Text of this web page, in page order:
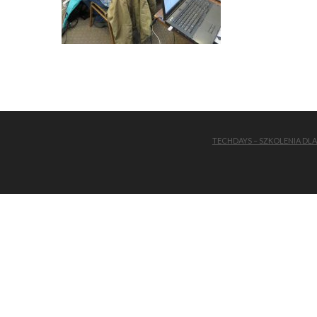
TECHDAYS – SZKOLENIA